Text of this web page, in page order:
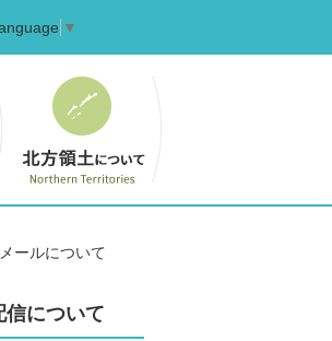
▼
ールについて
信について